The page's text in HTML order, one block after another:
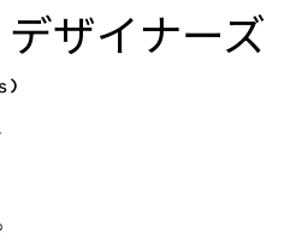
デザイナーズ